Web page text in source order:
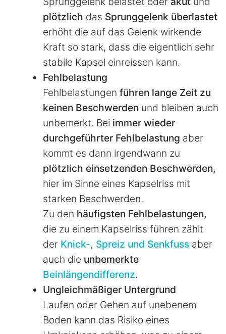
plötzlich das Sprunggelenk überlastet
erhöht die auf das Gelenk wirkende
Kraft so stark, dass die eigentlich sehr
stabile Kapsel einreissen kann.
Fehlbelastung
Fehlbelastungen führen lange Zeit zu
keinen Beschwerden und bleiben auch
unbemerkt. Bei immer wieder
durchgeführter Fehlbelastung aber
kommt es dann irgendwann zu
plötzlich einsetzenden Beschwerden,
hier im Sinne eines Kapselriss mit
starken Beschwerden.
Zu den häufigsten Fehlbelastungen,
die zu einem Kapselriss führen zählt
der Knick-, Spreiz und Senkfuss aber
auch die unbemerkte
Beinlängendifferenz.
Ungleichmäßiger Untergrund
Laufen oder Gehen auf unebenem
Boden kann das Risiko eines